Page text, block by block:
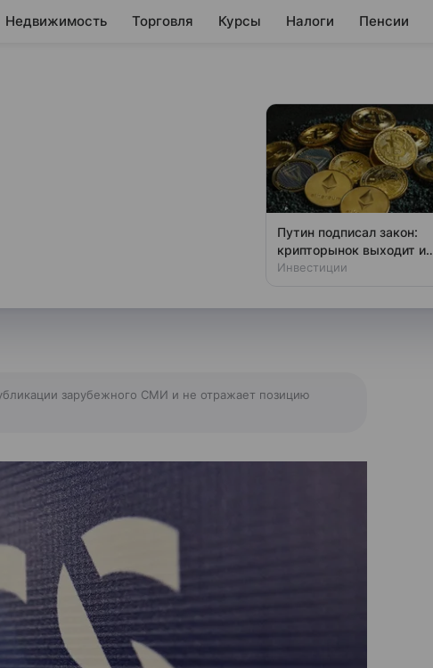
Недвижимость Торговля Курсы Налоги Пенсии
список участников,
в сообщении пресс-
зарубежного СМИ и не отражает позицию
Путин подписал закон:
крипторынок выходит из
тени
Инвестиции